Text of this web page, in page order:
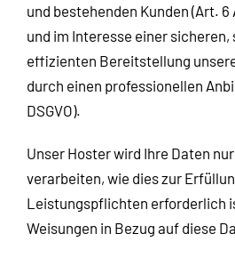
und bestehenden Kunden (Art. 6
und im Interesse einer sicheren,
effizienten Bereitstellung
durch einen professionellen
DSGVO).
Unser Hoster wird Ihre Daten
verarbeiten, wie dies zur
Leistungspflichten erforderlich
Weisungen in Bezug auf diese